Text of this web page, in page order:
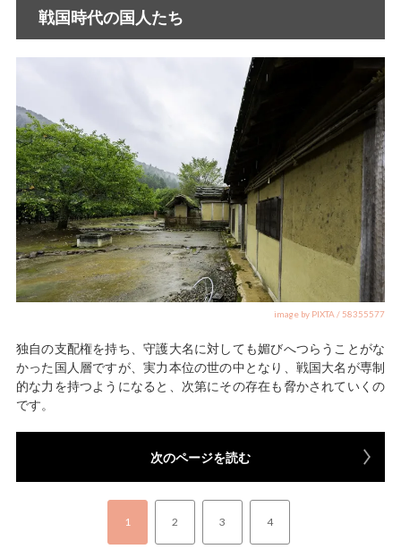
戦国時代の国人たち
image by PIXTA / 58355577
独自の支配権を持ち、守護大名に対しても媚びへつらうことがな
かった国人層ですが、実力本位の世の中となり、戦国大名が専制
的な力を持つようになると、次第にその存在も脅かされていくの
です。
次のページを読む
1 2 3 4